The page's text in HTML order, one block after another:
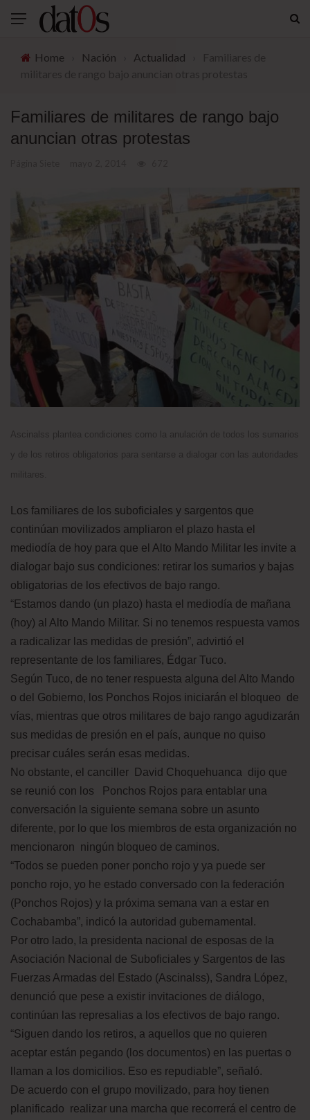
Home Nación Actualidad
Familiares de militares de rango bajo
anuncian otras protestas
Ascinalss plantea condiciones como la anulación de todos los sumarios
y de los retiros obligatorios para sentarse a dialogar con las autoridades
militares.
Los familiares de los suboficiales y sargentos que
continúan movilizados ampliaron el plazo hasta el
mediodía de hoy para que el Alto Mando Militar les invite a
dialogar bajo sus condiciones: retirar los sumarios y bajas
obligatorias de los efectivos de bajo rango.
“Estamos dando (un plazo) hasta el mediodía de mañana
(hoy) al Alto Mando Militar. Si no tenemos respuesta vamos
a radicalizar las medidas de presión”, advirtió el
representante de los familiares, Édgar Tuco.
Según Tuco, de no tener respuesta alguna del Alto Mando
o del Gobierno, los Ponchos Rojos iniciarán el bloqueo de
vías, mientras que otros militares de bajo rango agudizarán
sus medidas de presión en el país, aunque no quiso
precisar cuáles serán esas medidas.
No obstante, el canciller David Choquehuanca dijo que
se reunió con los Ponchos Rojos para entablar una
conversación la siguiente semana sobre un asunto
diferente, por lo que los miembros de esta organización no
mencionaron ningún bloqueo de caminos.
“Todos se pueden poner poncho rojo y ya puede ser
poncho rojo, yo he estado conversado con la federación
(Ponchos Rojos) y la próxima semana van a estar en
Cochabamba”, indicó la autoridad gubernamental.
Por otro lado, la presidenta nacional de esposas de la
Asociación Nacional de Suboficiales y Sargentos de las
Fuerzas Armadas del Estado (Ascinalss), Sandra López,
denunció que pese a existir invitaciones de diálogo,
continúan las represalias a los efectivos de bajo rango.
“Siguen dando los retiros, a aquellos que no quieren
aceptar están pegando (los documentos) en las puertas o
llaman a los domicilios. Eso es repudiable”, señaló.
De acuerdo con el grupo movilizado, para hoy tienen
planificado realizar una marcha que recorrerá el centro de